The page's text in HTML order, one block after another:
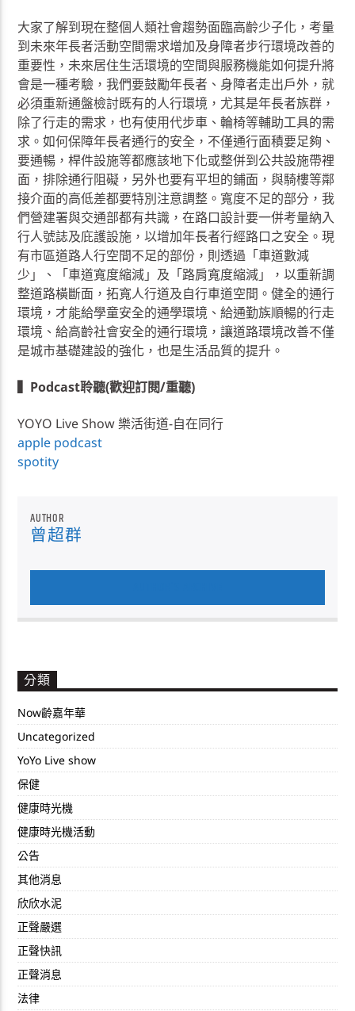
大家了解到現在整個人類社會趨勢面臨高齡少子化，考量
到未來年長者活動空間需求增加及身障者步行環境改善的
重要性，未來居住生活環境的空間與服務機能如何提升將
會是一種考驗，我們要鼓勵年長者、身障者走出戶外，就
必須重新通盤檢討既有的人行環境，尤其是年長者族群，
除了行走的需求，也有使用代步車、輪椅等輔助工具的需
求。如何保障年長者通行的安全，不僅通行面積要足夠、
要通暢，桿件設施等都應該地下化或整併到公共設施帶裡
面，排除通行阻礙，另外也要有平坦的鋪面，與騎樓等鄰
接介面的高低差都要特別注意調整。寬度不足的部分，我
們營建署與交通部都有共識，在路口設計要一併考量納入
行人號誌及庇護設施，以增加年長者行經路口之安全。現
有市區道路人行空間不足的部份，則透過「車道數減
少」、「車道寬度縮減」及「路肩寬度縮減」，以重新調
整道路橫斷面，拓寬人行道及自行車道空間。健全的通行
環境，才能給學童安全的通學環境、給通勤族順暢的行走
環境、給高齡社會安全的通行環境，讓道路環境改善不僅
是城市基礎建設的強化，也是生活品質的提升。
▍Podcast聆聽(歡迎訂閱/重聽)
YOYO Live Show 樂活街道-自在同行
apple podcast
spotity
AUTHOR
曾超群
分類
Now齡嘉年華
Uncategorized
YoYo Live show
保健
健康時光機
健康時光機活動
公告
其他消息
欣欣水泥
正聲嚴選
正聲快訊
正聲消息
法律